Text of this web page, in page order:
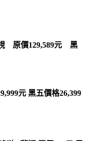
原價129,589元 黑
元 黑五價格26,399